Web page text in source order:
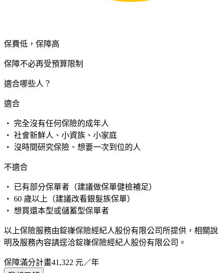
保費低，保障高
保障不必再受預算限制
適合哪些人？
適合
・ 完全沒有任何保險的成年人
・ 社會新鮮人、小資族、小家庭
・ 沒時間研究保險、想要一次到位的人
不適合
・ 已有部分保單者（建議做保單健檢補足）
・ 60 歲以上（建議改看銀髮族保單）
・ 想買還本型或儲蓄型保單者
以上保險服務由錠嵂保險經紀人股份有限公司所提供，相關說
明及服務內容請逕洽錠嵂保險經紀人股份有限公司。
保障滿分計畫41,322 元／年